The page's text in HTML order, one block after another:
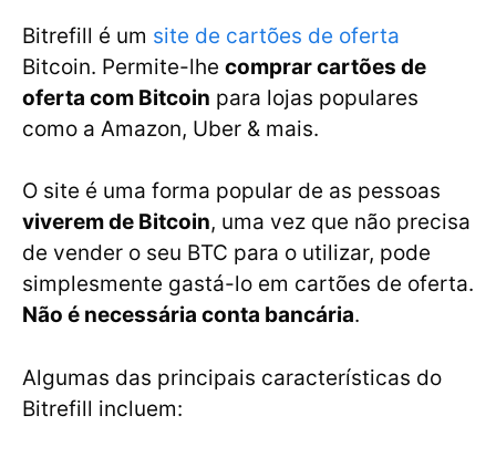
Bitrefill é um site de cartões de oferta
Bitcoin. Permite-lhe comprar cartões de
oferta com Bitcoin para lojas populares
como a Amazon, Uber & mais.
O site é uma forma popular de as pessoas
viverem de Bitcoin, uma vez que não precisa
de vender o seu BTC para o utilizar, pode
simplesmente gastá-lo em cartões de oferta.
Não é necessária conta bancária.
Algumas das principais características do
Bitrefill incluem: